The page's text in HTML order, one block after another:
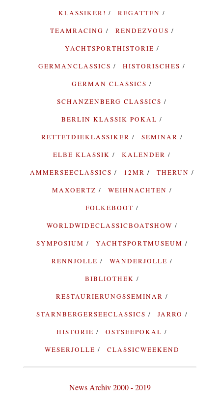
KLASSIKER!
REGATTEN
TEAMRACING
RENDEZVOUS
YACHTSPORTHISTORIE
GERMANCLASSICS
HISTORISCHES
GERMAN CLASSICS
SCHANZENBERG CLASSICS
BERLIN KLASSIK POKAL
RETTETDIEKLASSIKER
SEMINAR
ELBE KLASSIK
KALENDER
AMMERSEECLASSICS
12MR
THERUN
MAXOERTZ
WEIHNACHTEN
FOLKEBOOT
WORLDWIDECLASSICBOATSHOW
SYMPOSIUM
YACHTSPORTMUSEUM
RENNJOLLE
WANDERJOLLE
BIBLIOTHEK
RESTAURIERUNGSSEMINAR
STARNBERGERSEECLASSICS
JARRO
HISTORIE
OSTSEEPOKAL
WESERJOLLE
CLASSICWEEKEND
News Archiv 2000 - 2019